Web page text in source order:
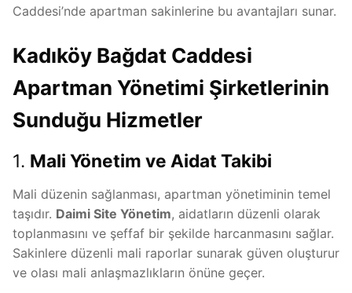
Caddesi’nde apartman sakinlerine bu avantajları sunar.
Kadıköy Bağdat Caddesi
Apartman Yönetimi Şirketlerinin
Sunduğu Hizmetler
1. Mali Yönetim ve Aidat Takibi
Mali düzenin sağlanması, apartman yönetiminin temel
taşıdır. Daimi Site Yönetim, aidatların düzenli olarak
toplanmasını ve şeffaf bir şekilde harcanmasını sağlar.
Sakinlere düzenli mali raporlar sunarak güven oluşturur
ve olası mali anlaşmazlıkların önüne geçer.